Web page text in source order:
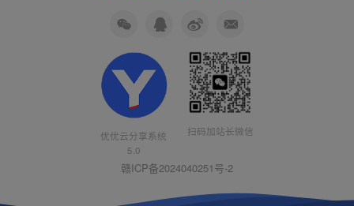
优优云分享系统
5.0
扫码加站长微信
赣ICP备2024040251号-2